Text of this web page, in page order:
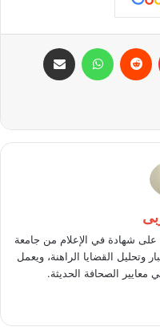
بينتيريست واتساب
شهادة في الإعلام من جامعة
وتحليل القضايا الراهنة، ويعمل
الصحافة الحديثة.